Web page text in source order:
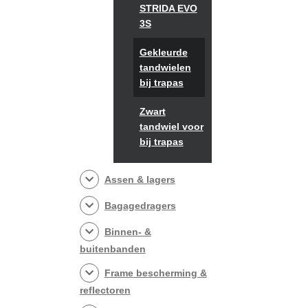
STRIDA EVO
3S
Gekleurde
tandwielen
bij trapas
Zwart
tandwiel voor
bij trapas
Assen & lagers
Bagagedragers
Binnen- &
buitenbanden
Frame bescherming &
reflectoren